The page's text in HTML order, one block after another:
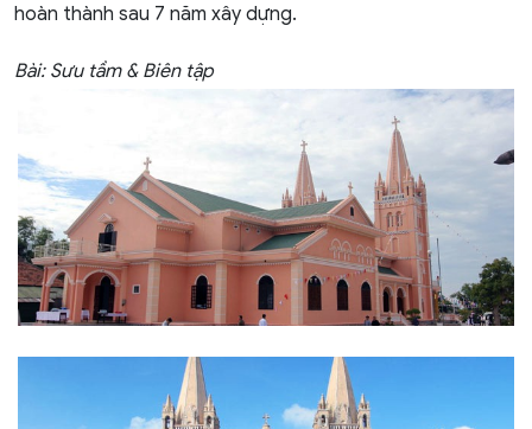
hoàn thành sau 7 năm xây dựng.
Bài: Sưu tầm & Biên tập